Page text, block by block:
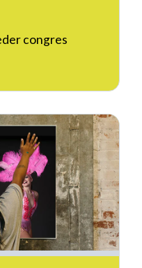
congres